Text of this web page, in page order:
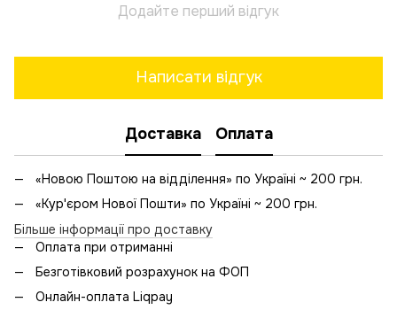
Додайте перший відгук
Написати відгук
Доставка Оплата
«Новою Поштою на відділення» по Україні ~ 200 грн.
«Кур'єром Нової Пошти» по Україні ~ 200 грн.
Більше інформації про доставку
Оплата при отриманні
Безготівковий розрахунок на ФОП
Онлайн-оплата Liqpay